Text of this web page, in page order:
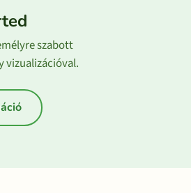
szabott
vizualizációval.